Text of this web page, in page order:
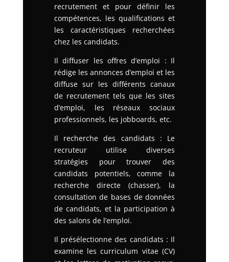
recrutement et pour définir les
compétences, les qualifications et
les caractéristiques recherchées
chez les candidats.
Il diffuser les offres d’emploi : Il
rédige les annonces d’emploi et les
diffuse sur les différents canaux
de recrutement tels que les sites
d’emploi, les réseaux sociaux
professionnels, les jobboards, etc.
Il recherche des candidats : Le
recruteur utilise diverses
stratégies pour trouver des
candidats potentiels, comme la
recherche directe (chasser), la
consultation de bases de données
de candidats, et la participation à
des salons de l’emploi.
Il présélectionne des candidats : Il
examine les curriculum vitae (CV)